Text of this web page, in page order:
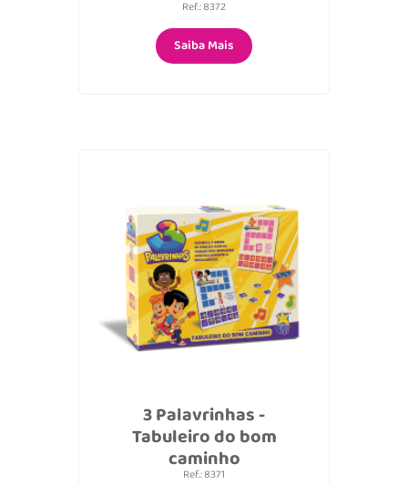
Ref.: 8372
Saiba Mais
3 Palavrinhas -
Tabuleiro do bom
caminho
Ref.: 8371